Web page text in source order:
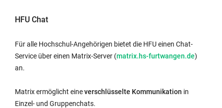
HFU Chat
Für alle Hochschul-Angehörigen bietet die HFU einen Chat-
Service über einen Matrix-Server (matrix.hs-furtwangen.de)
an.
Matrix ermöglicht eineverschlüsselte Kommunikation in
Einzel- und Gruppenchats.